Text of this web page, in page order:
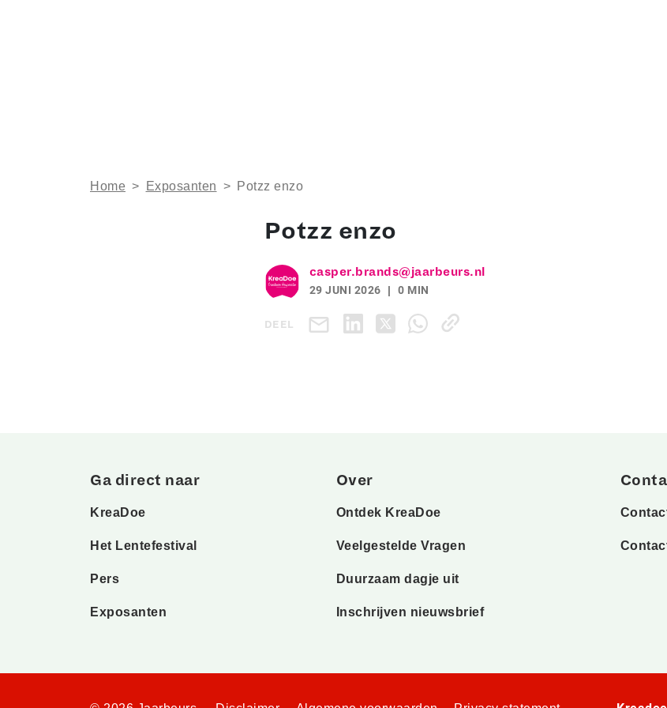
Home > Exposanten > Potzz enzo
Potzz enzo
casper.brands@jaarbeurs.nl
29 JUNI 2026
0 MIN
DEEL
Ga direct naar
KreaDoe
Het Lentefestival
Pers
Exposanten
Over
Ontdek KreaDoe
Veelgestelde Vragen
Duurzaam dagje uit
Inschrijven nieuwsbrief